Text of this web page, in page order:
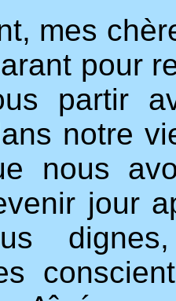
mes
pour
partir
notre
nous
jour